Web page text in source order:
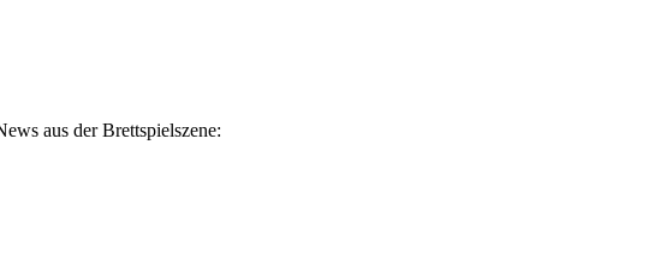
aus der Brettspielszene: